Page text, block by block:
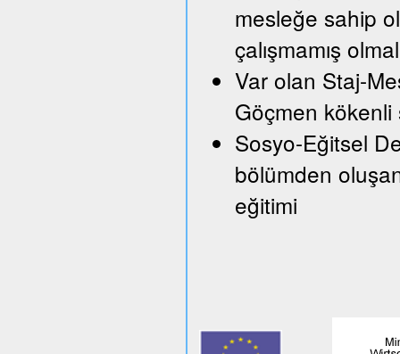
mesleğe sahip
çalışmamış
Var olan Staj-
Göçmen
Sosyo-Eğitsel
bölümden
eğitimi